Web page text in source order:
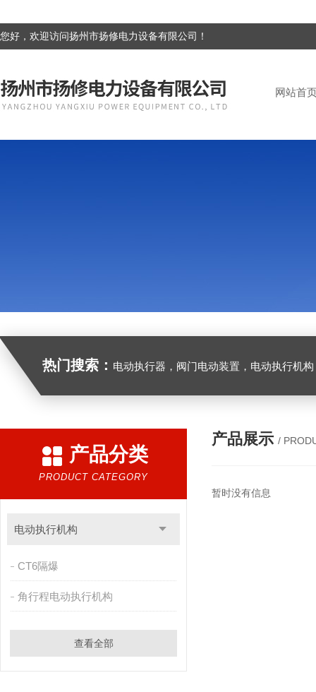
您好，欢迎访问扬州市扬修电力设备有限公司！
网站首
热门搜索： 电动执行器，阀门电动装置，电动执行机构，阀门驱动装置，电动头，角行
产品分类
PRODUCT CATEGORY
电动执行机构
CT6隔爆
角行程电动执行机构
查看全部
产品展示 /
暂时没有信息